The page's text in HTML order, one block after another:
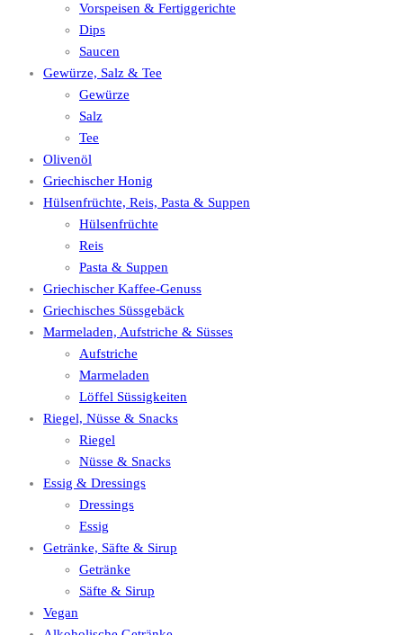
Vorspeisen & Fertiggerichte
Dips
Saucen
Gewürze, Salz & Tee
Gewürze
Salz
Tee
Olivenöl
Griechischer Honig
Hülsenfrüchte, Reis, Pasta & Suppen
Hülsenfrüchte
Reis
Pasta & Suppen
Griechischer Kaffee-Genuss
Griechisches Süssgebäck
Marmeladen, Aufstriche & Süsses
Aufstriche
Marmeladen
Löffel Süssigkeiten
Riegel, Nüsse & Snacks
Riegel
Nüsse & Snacks
Essig & Dressings
Dressings
Essig
Getränke, Säfte & Sirup
Getränke
Säfte & Sirup
Vegan